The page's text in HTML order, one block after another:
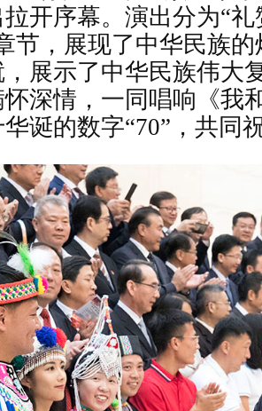
开序幕。演出分为“
节，展现了中华民族
展示了中华民族伟大
深情，一同唱响《我
诞的数字“70”，共同